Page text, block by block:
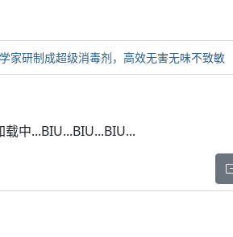
家研制成超级消毒剂，高效无害无味不致敏
载中...BIU...BIU...BIU...